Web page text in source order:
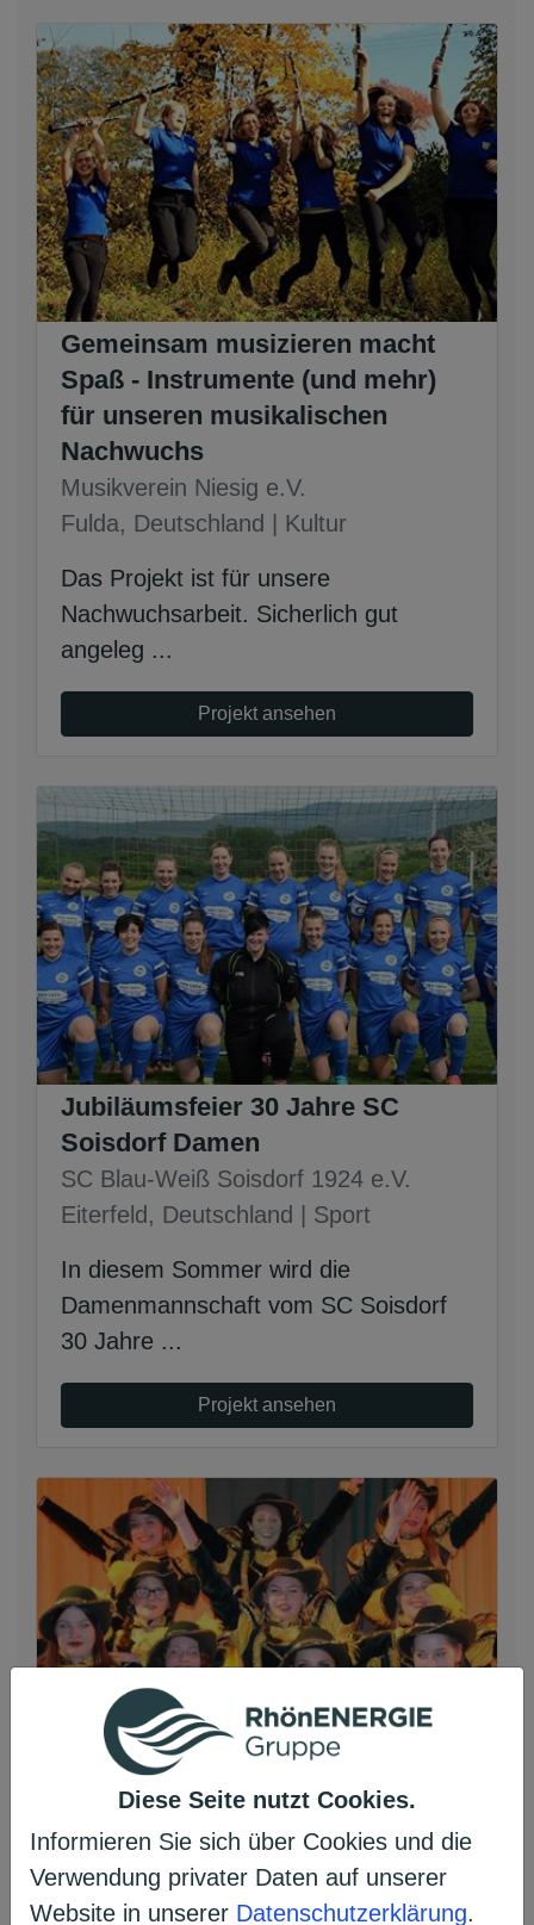
Diese Seite nutzt Cookies.
Informieren Sie sich über Cookies und die
Verwendung privater Daten auf unserer
Website in unserer Datenschutzerklärung.
Gemeinsam musizieren macht
Spaß - Instrumente (und mehr)
für unseren musikalischen
Nachwuchs
Musikverein Niesig e.V.
Fulda, Deutschland | Kultur
Das Projekt ist für unsere
Nachwuchsarbeit. Sicherlich gut
angeleg ...
Projekt ansehen
Jubiläumsfeier 30 Jahre SC
Soisdorf Damen
SC Blau-Weiß Soisdorf 1924 e.V.
Eiterfeld, Deutschland | Sport
In diesem Sommer wird die
Damenmannschaft vom SC Soisdorf
30 Jahre ...
Projekt ansehen
Kinder-Tanzgardekleider für neue
Gruppe (U16)
Kämmerzeller Carneval Verein e. V.
Fulda, Deutschland | Kultur